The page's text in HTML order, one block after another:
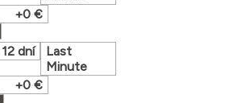
+0 €
12 dní
Last
Minute
+0 €